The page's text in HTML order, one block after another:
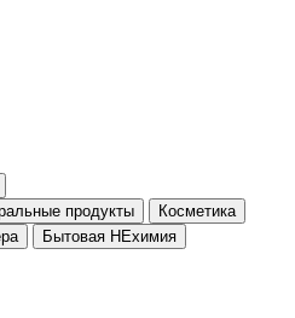
продукты
Косметика
Бытовая НЕхимия